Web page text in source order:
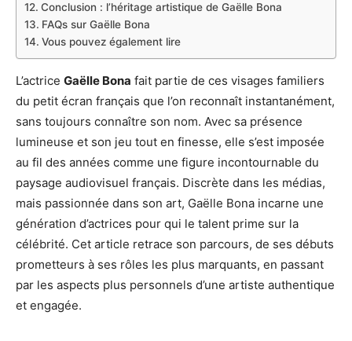
Conclusion : l’héritage artistique de Gaëlle Bona
FAQs sur Gaëlle Bona
Vous pouvez également lire
L’actrice Gaëlle Bona fait partie de ces visages familiers
du petit écran français que l’on reconnaît instantanément,
sans toujours connaître son nom. Avec sa présence
lumineuse et son jeu tout en finesse, elle s’est imposée
au fil des années comme une figure incontournable du
paysage audiovisuel français. Discrète dans les médias,
mais passionnée dans son art, Gaëlle Bona incarne une
génération d’actrices pour qui le talent prime sur la
célébrité. Cet article retrace son parcours, de ses débuts
prometteurs à ses rôles les plus marquants, en passant
par les aspects plus personnels d’une artiste authentique
et engagée.